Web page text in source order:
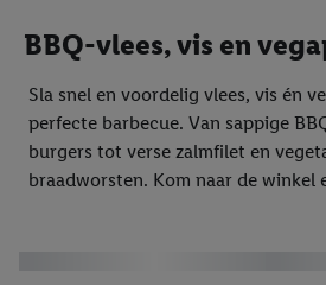
BBQ-vlees, vis en
Sla snel en voordelig vlees, vis én
perfecte barbecue. Van sappige
burgers tot verse zalmfilet en
braadworsten. Kom naar de winkel